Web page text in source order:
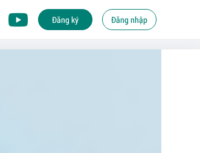
Đăng ký Đăng nhập